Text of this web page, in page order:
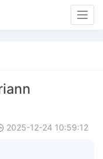
2025-12-24 10:59:12